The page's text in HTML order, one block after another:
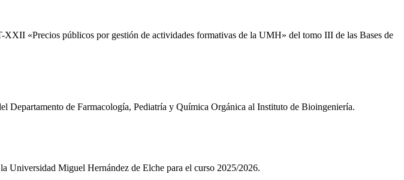
«Precios públicos por gestión de actividades formativas de la UMH» del tomo III de las Bases de
Departamento de Farmacología, Pediatría y Química Orgánica al Instituto de Bioingeniería.
Universidad Miguel Hernández de Elche para el curso 2025/2026.